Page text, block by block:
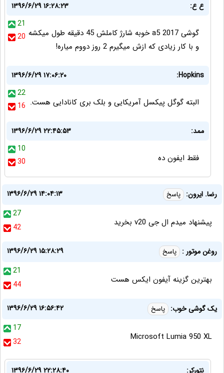
ع ع:
۱۳۹۶/۶/۲۹ ۱۶:۲۸:۲۳
21
20 گوشی 2017 a5 خوبه شارژ کاملش 45 دقیقه طول میکشه
و با کار زیادی که ازش میگیرم 2 روز دووم میاره!
Hopkins:
۱۳۹۶/۶/۲۹ ۱۷:۰۶:۲۰
22
16 البته گوگل پیکسل آمریکایی و بلک بری کانادایی هست.
ممد:
۱۳۹۶/۶/۲۹ ۲۲:۴۵:۵۳
10
30
فقط ايفون ده
رضا. ایرون: پاسخ
۱۳۹۶/۶/۲۹ ۱۴:۰۴:۱۳
27
42
پیشنهاد میدم ال جی v20 بخرید
روغن موتور : پاسخ
۱۳۹۶/۶/۲۹ ۱۵:۲۸:۲۹
21
44
بهترین گزینه آیفون ایکس هست
یک گوشی خوب: پاسخ
۱۳۹۶/۶/۲۹ ۱۶:۵۶:۴۲
17
32
Microsoft Lumia 950 XL
نتورکر: ۱۳۹۶/۶/۲۹ ۲۲:۲۸:۴۰